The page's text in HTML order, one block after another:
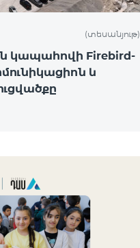
(տեսանյութ)
ն կապահովի Firebird-
և